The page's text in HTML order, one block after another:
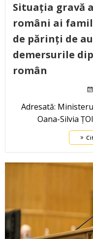
Situația gravă
români ai
de părinți de
demersurile
român
Adresată:
Oana-Silvia